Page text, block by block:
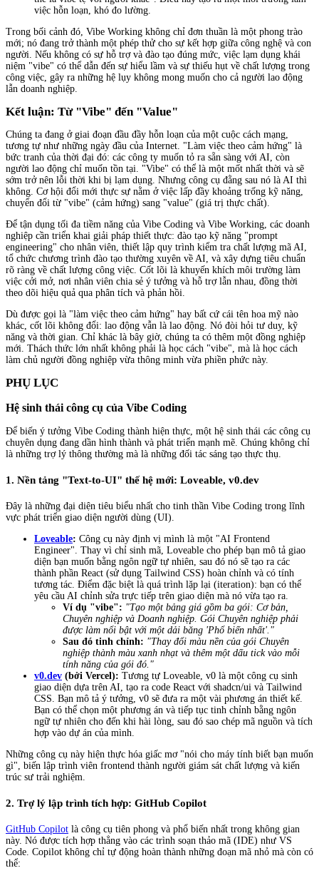
việc hỗn loạn, khó đo lường.
Trong bối cảnh đó, Vibe Working không chỉ đơn thuần là một phong trào
mới; nó đang trở thành một phép thử cho sự kết hợp giữa công nghệ và con
người. Nếu không có sự hỗ trợ và đào tạo đúng mức, việc lạm dụng khái
niệm "vibe" có thể dẫn đến sự hiểu lầm và sự thiếu hụt về chất lượng trong
công việc, gây ra những hệ lụy không mong muốn cho cả người lao động
lẫn doanh nghiệp.
Kết luận: Từ "Vibe" đến "Value"
Chúng ta đang ở giai đoạn đầu đầy hỗn loạn của một cuộc cách mạng,
tương tự như những ngày đầu của Internet. "Làm việc theo cảm hứng" là
bức tranh của thời đại đó: các công ty muốn tỏ ra sẵn sàng với AI, còn
người lao động chỉ muốn tồn tại. "Vibe" có thể là một mốt nhất thời và sẽ
sớm trở nên lỗi thời khi bị lạm dụng. Nhưng công cụ đằng sau nó là AI thì
không. Cơ hội đổi mới thực sự nằm ở việc lấp đầy khoảng trống kỹ năng,
chuyển đổi từ "vibe" (cảm hứng) sang "value" (giá trị thực chất).
Để tận dụng tối đa tiềm năng của Vibe Coding và Vibe Working, các doanh
nghiệp cần triển khai giải pháp thiết thực: đào tạo kỹ năng "prompt
engineering" cho nhân viên, thiết lập quy trình kiểm tra chất lượng mã AI,
tổ chức chương trình đào tạo thường xuyên về AI, và xây dựng tiêu chuẩn
rõ ràng về chất lượng công việc. Cốt lõi là khuyến khích môi trường làm
việc cởi mở, nơi nhân viên chia sẻ ý tưởng và hỗ trợ lẫn nhau, đồng thời
theo dõi hiệu quả qua phân tích và phản hồi.
Dù được gọi là "làm việc theo cảm hứng" hay bất cứ cái tên hoa mỹ nào
khác, cốt lõi không đổi: lao động vẫn là lao động. Nó đòi hỏi tư duy, kỹ
năng và thời gian. Chỉ khác là bây giờ, chúng ta có thêm một đồng nghiệp
mới. Thách thức lớn nhất không phải là học cách "vibe", mà là học cách
làm chủ người đồng nghiệp vừa thông minh vừa phiền phức này.
PHỤ LỤC
Hệ sinh thái công cụ của Vibe Coding
Để biến ý tưởng Vibe Coding thành hiện thực, một hệ sinh thái các công cụ
chuyên dụng đang dần hình thành và phát triển mạnh mẽ. Chúng không chỉ
là những trợ lý thông thường mà là những đối tác sáng tạo thực thụ.
1. Nền tảng "Text-to-UI" thế hệ mới: Loveable, v0.dev
Đây là những đại diện tiêu biểu nhất cho tinh thần Vibe Coding trong lĩnh
vực phát triển giao diện người dùng (UI).
Loveable: Công cụ này định vị mình là một "AI Frontend
Engineer". Thay vì chỉ sinh mã, Loveable cho phép bạn mô tả giao
diện bạn muốn bằng ngôn ngữ tự nhiên, sau đó nó sẽ tạo ra các
thành phần React (sử dụng Tailwind CSS) hoàn chỉnh và có tính
tương tác. Điểm đặc biệt là quá trình lặp lại (iteration): bạn có thể
yêu cầu AI chỉnh sửa trực tiếp trên giao diện mà nó vừa tạo ra.
Ví dụ "vibe": "Tạo một bảng giá gồm ba gói: Cơ bản,
Chuyên nghiệp và Doanh nghiệp. Gói Chuyên nghiệp phải
được làm nổi bật với một dải băng 'Phổ biến nhất'."
Sau đó tinh chỉnh: "Thay đổi màu nền của gói Chuyên
nghiệp thành màu xanh nhạt và thêm một dấu tick vào mỗi
tính năng của gói đó."
v0.dev (bởi Vercel): Tương tự Loveable, v0 là một công cụ sinh
giao diện dựa trên AI, tạo ra code React với shadcn/ui và Tailwind
CSS. Bạn mô tả ý tưởng, v0 sẽ đưa ra một vài phương án thiết kế.
Bạn có thể chọn một phương án và tiếp tục tinh chỉnh bằng ngôn
ngữ tự nhiên cho đến khi hài lòng, sau đó sao chép mã nguồn và tích
hợp vào dự án của mình.
Những công cụ này hiện thực hóa giấc mơ "nói cho máy tính biết bạn muốn
gì", biến lập trình viên frontend thành người giám sát chất lượng và kiến
trúc sư trải nghiệm.
2. Trợ lý lập trình tích hợp: GitHub Copilot
GitHub Copilot là công cụ tiên phong và phổ biến nhất trong không gian
này. Nó được tích hợp thẳng vào các trình soạn thảo mã (IDE) như VS
Code. Copilot không chỉ tự động hoàn thành những đoạn mã nhỏ mà còn có
thể: